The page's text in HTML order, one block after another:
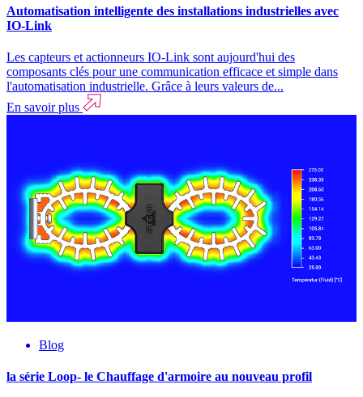
Automatisation intelligente des installations industrielles avec
IO-Link
Les capteurs et actionneurs IO-Link sont aujourd'hui des
composants clés pour une communication efficace et simple dans
l'automatisation industrielle. Grâce à leurs valeurs de...
En savoir plus
Blog
la série Loop- le Chauffage d'armoire au nouveau profil